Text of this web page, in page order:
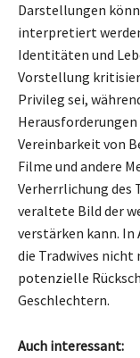
Darstellungen
interpretiert
Identitäten und
Vorstellung
Privileg sei,
Vereinbarkeit von
Filme und andere
Verherrlichung des
veraltete Bild der
verstärken kann. In
die Tradwives nicht
potenzielle
Geschlechtern.
Auch interessant: